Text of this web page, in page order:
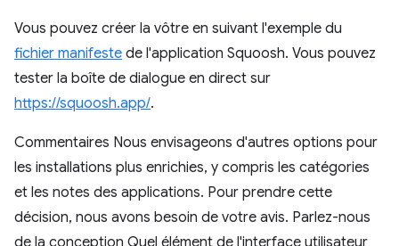
Vous pouvez créer la vôtre en suivant l'exemple du
fichier manifeste de l'application Squoosh. Vous pouvez
tester la boîte de dialogue en direct sur
https://squoosh.app/.
Commentaires Nous envisageons d'autres options pour
les installations plus enrichies, y compris les catégories
et les notes des applications. Pour prendre cette
décision, nous avons besoin de votre avis. Parlez-nous